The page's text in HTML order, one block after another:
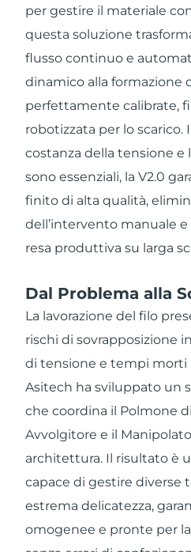
per gestire il materiale
questa soluzione
flusso continuo e
dinamico alla formazione
perfettamente calibrate,
robotizzata per lo scarico.
costanza della tensione e
sono essenziali, la V2.0
finito di alta qualità,
dell’intervento manuale
resa produttiva su larga
Dal Problema alla
La lavorazione del filo
rischi di sovrapposizione
di tensione e tempi morti
Asitech ha sviluppato un
che coordina il Polmone
Avvolgitore e il
architettura. Il risultato è
capace di gestire diverse
estrema delicatezza,
omogenee e pronte per la